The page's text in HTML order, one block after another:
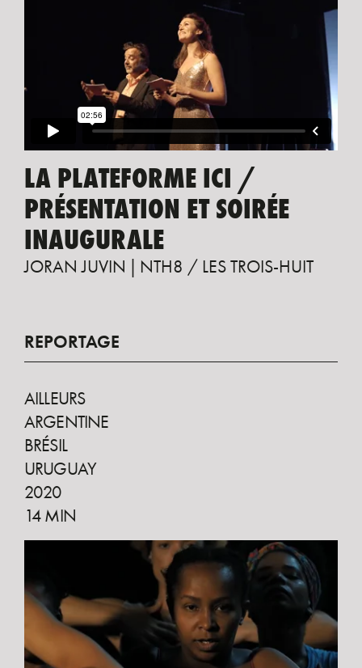
LA PLATEFORME ICI /
PRÉSENTATION ET SOIRÉE
INAUGURALE
JORAN JUVIN NTH8 / LES TROIS-HUIT
REPORTAGE
AILLEURS
ARGENTINE
BRÉSIL
URUGUAY
2020
14 MIN